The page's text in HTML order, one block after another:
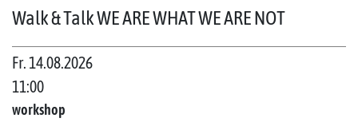
Walk & Talk WE ARE WHAT WE ARE NOT
Fr. 14.08.2026
11:00
workshop